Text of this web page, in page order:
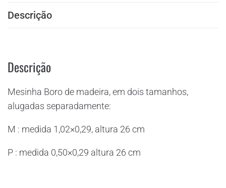
Descrição
Descrição
Mesinha Boro de madeira, em dois tamanhos,
alugadas separadamente:
M : medida 1,02×0,29, altura 26 cm
P : medida 0,50×0,29 altura 26 cm